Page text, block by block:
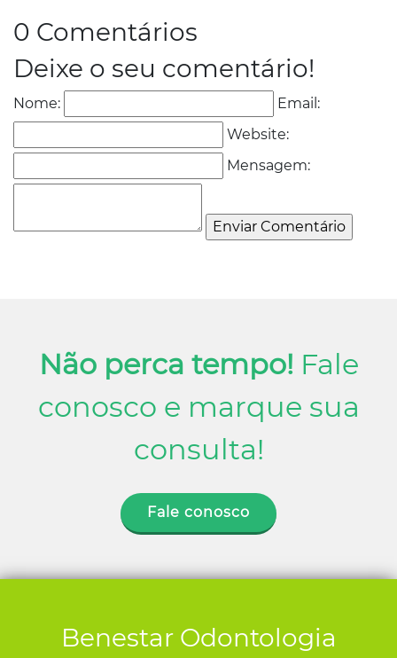
0 Comentários
Deixe o seu comentário!
Nome:
Email:
Website:
Mensagem:
Não perca tempo! Fale
conosco e marque sua
consulta!
Fale conosco
Benestar Odontologia